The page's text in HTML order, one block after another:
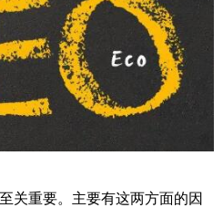
关重要。主要有这两方面的因